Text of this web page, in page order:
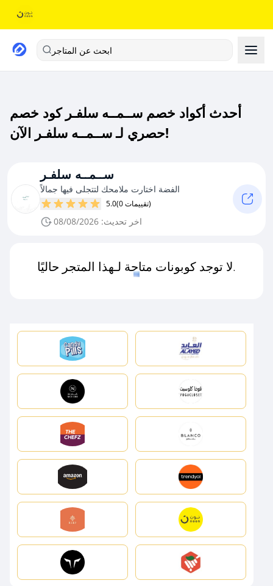
ابحث عن المتاجر
أحدث أكواد خصم ســمــه سلفـر كود خصم
حصري لـ ســمــه سلفـر الآن!
ســمــه سلفـر
الفضة اختارت ملامحك لتتجلى فيها جمالاً
5.0 (0 تقييمات)
اخر تحديث: 08/08/2026
لا توجد كوبونات متاحة لـهذا المتجر حاليًا.